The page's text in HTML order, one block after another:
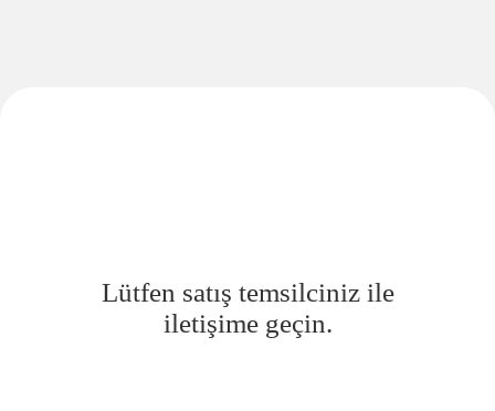
Lütfen satış temsilciniz ile
iletişime geçin.